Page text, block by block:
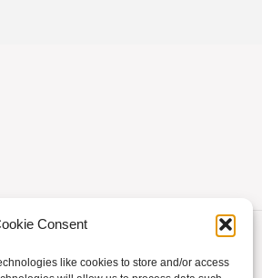
Consent
like cookies to store and/or access